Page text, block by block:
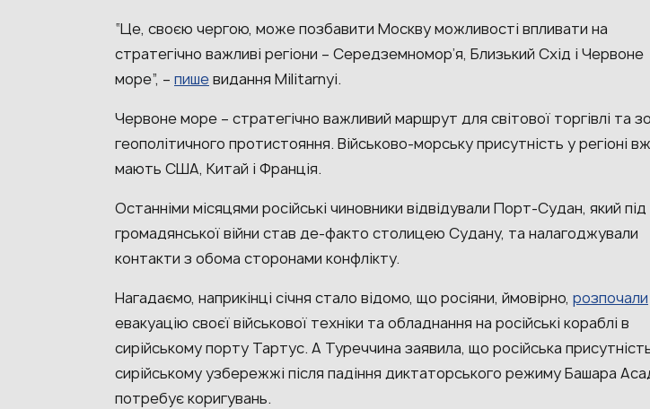
“Це, своєю чергою, може позбавити Москву можливості впливати на
стратегічно важливі регіони – Середземномор’я, Близький Схід і Червоне
море”, – пишевидання Militarnyi.
Червоне море – стратегічно важливий маршрут для світової торгівлі та
геополітичного протистояння. Військово-морську присутність у регіоні
мають США, Китай і Франція.
Останніми місяцями російські чиновники відвідували Порт-Судан, який
громадянської війни став де-факто столицею Судану, та налагоджували
контакти з обома сторонами конфлікту.
Нагадаємо, наприкінці січня стало відомо, що росіяни, ймовірно, розпочали
евакуацію своєї військової техніки та обладнання на російські кораблі в
сирійському порту Тартус. А Туреччина заявила, що російська
сирійському узбережжі після падіння диктаторського режиму Башара
потребує коригувань.